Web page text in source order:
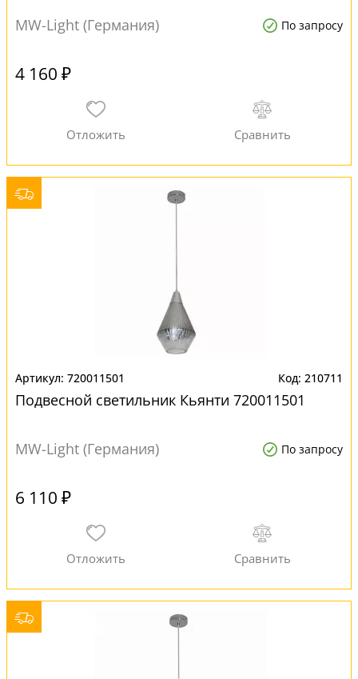
MW-Light (Германия) По запросу
4 160 ₽
720011501 210711
Подвесной светильник Кьянти 720011501
MW-Light (Германия) По запросу
6 110 ₽